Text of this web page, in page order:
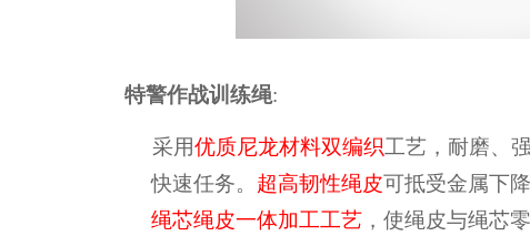
特警作战训练绳:
采用优质尼龙材料双编织工艺，耐磨、
快速任务。 超高韧性绳皮可抵受金属下
绳芯绳皮一体加工工艺 ，使绳皮与绳芯